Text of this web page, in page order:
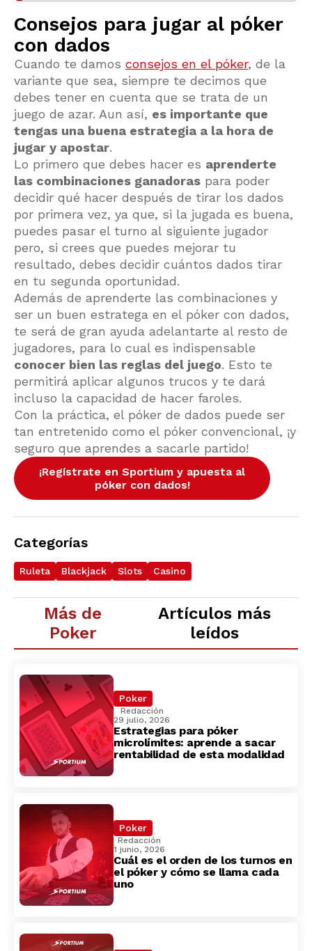
Consejos para jugar al póker
con dados
Cuando te damos consejos en el póker, de la
variante que sea, siempre te decimos que
debes tener en cuenta que se trata de un
juego de azar. Aun así, es importante que
tengas una buena estrategia a la hora de
jugar y apostar.
Lo primero que debes hacer es aprenderte
las combinaciones ganadoras para poder
decidir qué hacer después de tirar los dados
por primera vez, ya que, si la jugada es buena,
puedes pasar el turno al siguiente jugador
pero, si crees que puedes mejorar tu
resultado, debes decidir cuántos dados tirar
en tu segunda oportunidad.
Además de aprenderte las combinaciones y
ser un buen estratega en el póker con dados,
te será de gran ayuda adelantarte al resto de
jugadores, para lo cual es indispensable
conocer bien las reglas del juego. Esto te
permitirá aplicar algunos trucos y te dará
incluso la capacidad de hacer faroles.
Con la práctica, el póker de dados puede ser
tan entretenido como el póker convencional, ¡y
seguro que aprendes a sacarle partido!
¡Regístrate en Sportium y apuesta al
póker con dados!
Categorías
Ruleta Blackjack Slots Casino
Más de
Poker
Artículos más
leídos
Poker
Redacción
29 julio, 2026
Estrategias para póker
microlímites: aprende a sacar
rentabilidad de esta modalidad
Poker
Redacción
1 junio, 2026
Cuál es el orden de los turnos en
el póker y cómo se llama cada
uno